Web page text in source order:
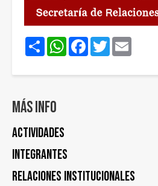
ShareWhatsApp
Facebook
Twitter
Más info
Actividades
Integrantes
Relaciones Institucionales